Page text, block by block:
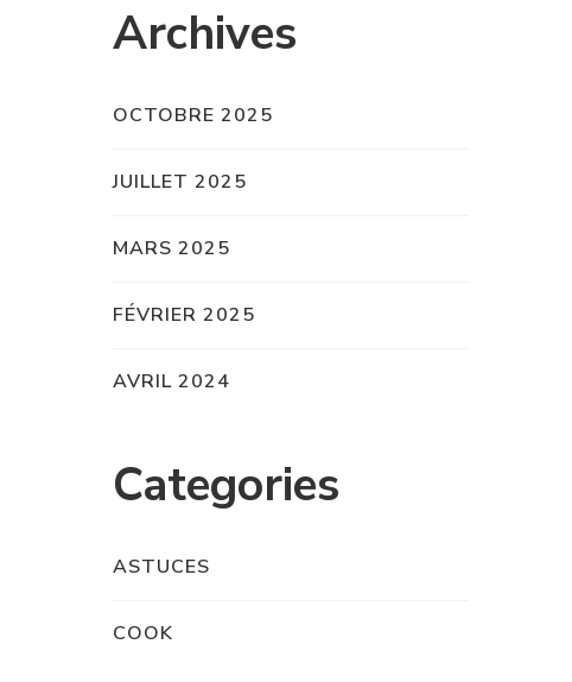
Archives
OCTOBRE 2025
JUILLET 2025
MARS 2025
FÉVRIER 2025
AVRIL 2024
Categories
ASTUCES
COOK